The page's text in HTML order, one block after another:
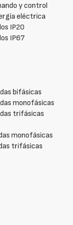
y control
eléctrica
IP20
IP67
bifásicas
monofásicas
trifásicas
monofásicas
trifásicas